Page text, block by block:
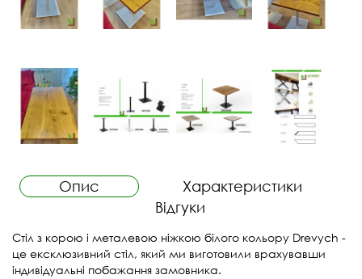
Опис
Характеристики
Відгуки
Стіл з корою і металевою ніжкою білого кольору Drevych -
це ексклюзивний стіл, який ми виготовили врахувавши
індивідуальні побажання замовника.